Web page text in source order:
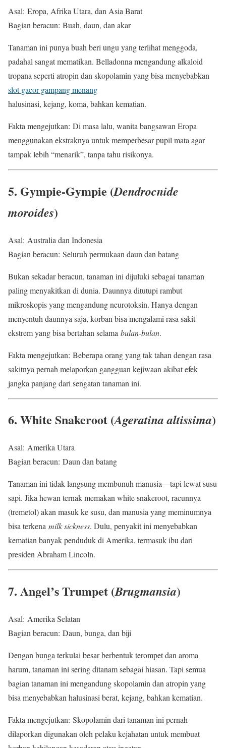
Asal: Eropa, Afrika Utara, dan Asia Barat
Bagian beracun: Buah, daun, dan akar
Tanaman ini punya buah beri ungu yang terlihat menggoda,
padahal sangat mematikan. Belladonna mengandung alkaloid
tropana seperti atropin dan skopolamin yang bisa menyebabkan
slot gacor gampang menang
halusinasi, kejang, koma, bahkan kematian.
Fakta mengejutkan: Di masa lalu, wanita bangsawan Eropa
menggunakan ekstraknya untuk memperbesar pupil mata agar
tampak lebih “menarik”, tanpa tahu risikonya.
5. Gympie-Gympie (Dendrocnide
moroides)
Asal: Australia dan Indonesia
Bagian beracun: Seluruh permukaan daun dan batang
Bukan sekadar beracun, tanaman ini dijuluki sebagai tanaman
paling menyakitkan di dunia. Daunnya ditutupi rambut
mikroskopis yang mengandung neurotoksin. Hanya dengan
menyentuh daunnya saja, korban bisa mengalami rasa sakit
ekstrem yang bisa bertahan selama bulan-bulan.
Fakta mengejutkan: Beberapa orang yang tak tahan dengan rasa
sakitnya pernah melaporkan gangguan kejiwaan akibat efek
jangka panjang dari sengatan tanaman ini.
6. White Snakeroot (Ageratina altissima)
Asal: Amerika Utara
Bagian beracun: Daun dan batang
Tanaman ini tidak langsung membunuh manusia—tapi lewat susu
sapi. Jika hewan ternak memakan white snakeroot, racunnya
(tremetol) akan masuk ke susu, dan manusia yang meminumnya
bisa terkena milk sickness. Dulu, penyakit ini menyebabkan
kematian banyak penduduk di Amerika, termasuk ibu dari
presiden Abraham Lincoln.
7. Angel’s Trumpet (Brugmansia)
Asal: Amerika Selatan
Bagian beracun: Daun, bunga, dan biji
Dengan bunga terkulai besar berbentuk terompet dan aroma
harum, tanaman ini sering ditanam sebagai hiasan. Tapi semua
bagian tanaman ini mengandung skopolamin dan atropin yang
bisa menyebabkan halusinasi berat, kejang, bahkan kematian.
Fakta mengejutkan: Skopolamin dari tanaman ini pernah
dilaporkan digunakan oleh pelaku kejahatan untuk membuat